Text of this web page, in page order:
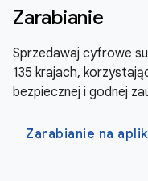
Zarabianie
Sprzedawaj cyfrowe
135 krajach,
bezpiecznej i godnej
Zarabianie na